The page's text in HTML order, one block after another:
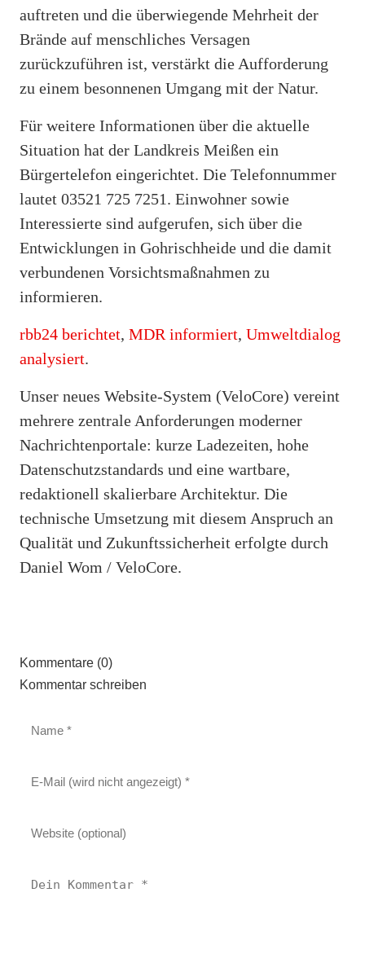
auftreten und die überwiegende Mehrheit der
Brände auf menschliches Versagen
zurückzuführen ist, verstärkt die Aufforderung
zu einem besonnenen Umgang mit der Natur.
Für weitere Informationen über die aktuelle
Situation hat der Landkreis Meißen ein
Bürgertelefon eingerichtet. Die Telefonnummer
lautet 03521 725 7251. Einwohner sowie
Interessierte sind aufgerufen, sich über die
Entwicklungen in Gohrischheide und die damit
verbundenen Vorsichtsmaßnahmen zu
informieren.
rbb24 berichtet, MDR informiert, Umweltdialog
analysiert.
Unser neues Website-System (VeloCore) vereint
mehrere zentrale Anforderungen moderner
Nachrichtenportale: kurze Ladezeiten, hohe
Datenschutzstandards und eine wartbare,
redaktionell skalierbare Architektur. Die
technische Umsetzung mit diesem Anspruch an
Qualität und Zukunftssicherheit erfolgte durch
Daniel Wom / VeloCore.
Kommentare (0)
Kommentar schreiben